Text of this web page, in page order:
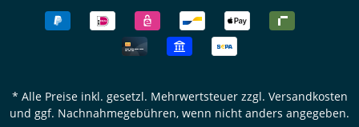
* Alle Preise inkl. gesetzl. Mehrwertsteuer zzgl. Versandkosten
und ggf. Nachnahmegebühren, wenn nicht anders angegeben.